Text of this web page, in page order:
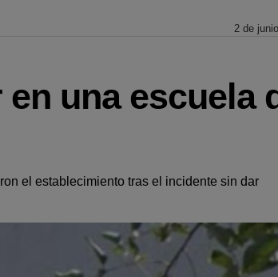
2 de
una escuela
el establecimiento tras el incidente sin dar